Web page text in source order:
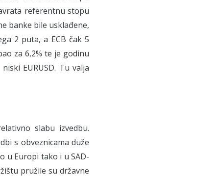
referentnu stopu
banke bile usklađene,
2 puta, a ECB čak 5
za 6,2% te je godinu
EURUSD. Tu valja
slabu izvedbu.
s obveznicama duže
u Europi tako i u SAD-
pružile su državne